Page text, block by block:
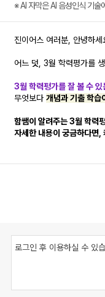
※ AI 자막은 AI 음성인식 기술
진이어스 여러분, 안녕하세
어느 덧, 3월 학력평가를
3월 학력평가를 잘 볼 수
무엇보다 개념과 기출 학습
함쌤이 알려주는 3월 학력
자세한 내용이 궁금하다면,